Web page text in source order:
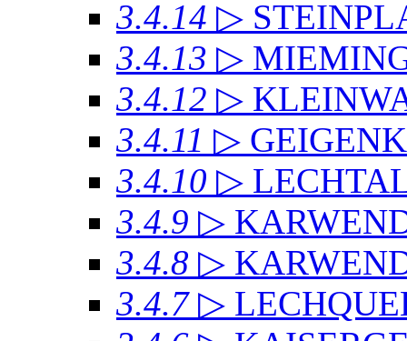
3.4.14 ▷
3.4.13 ▷
3.4.12 ▷
3.4.11 ▷
3.4.10 ▷
3.4.9 ▷
3.4.8 ▷
3.4.7 ▷